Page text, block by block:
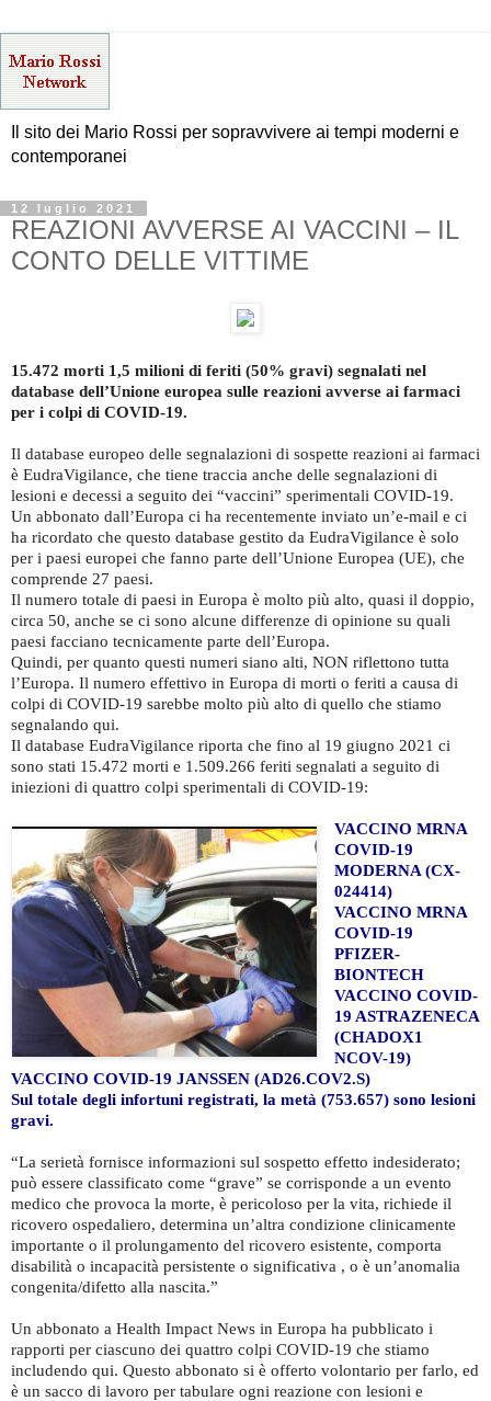
Il sito dei Mario Rossi per sopravvivere ai tempi moderni e
contemporanei
12 luglio 2021
REAZIONI AVVERSE AI VACCINI – IL
CONTO DELLE VITTIME
15.472 morti 1,5 milioni di feriti (50% gravi) segnalati nel
database dell’Unione europea sulle reazioni avverse ai farmaci
per i colpi di COVID-19.
Il database europeo delle segnalazioni di sospette reazioni ai farmaci
è EudraVigilance, che tiene traccia anche delle segnalazioni di
lesioni e decessi a seguito dei “vaccini” sperimentali COVID-19.
Un abbonato dall’Europa ci ha recentemente inviato un’e-mail e ci
ha ricordato che questo database gestito da EudraVigilance è solo
per i paesi europei che fanno parte dell’Unione Europea (UE), che
comprende 27 paesi.
Il numero totale di paesi in Europa è molto più alto, quasi il doppio,
circa 50, anche se ci sono alcune differenze di opinione su quali
paesi facciano tecnicamente parte dell’Europa.
Quindi, per quanto questi numeri siano alti, NON riflettono tutta
l’Europa. Il numero effettivo in Europa di morti o feriti a causa di
colpi di COVID-19 sarebbe molto più alto di quello che stiamo
segnalando qui.
Il database EudraVigilance riporta che fino al 19 giugno 2021 ci
sono stati 15.472 morti e 1.509.266 feriti segnalati a seguito di
iniezioni di quattro colpi sperimentali di COVID-19:
VACCINO MRNA
COVID-19
MODERNA (CX-
024414)
VACCINO MRNA
COVID-19
PFIZER-
BIONTECH
VACCINO COVID-
19 ASTRAZENECA
(CHADOX1
NCOV-19)
VACCINO COVID-19 JANSSEN (AD26.COV2.S)
Sul totale degli infortuni registrati, la metà (753.657) sono lesioni
gravi.
“La serietà fornisce informazioni sul sospetto effetto indesiderato;
può essere classificato come “grave” se corrisponde a un evento
medico che provoca la morte, è pericoloso per la vita, richiede il
ricovero ospedaliero, determina un’altra condizione clinicamente
importante o il prolungamento del ricovero esistente, comporta
disabilità o incapacità persistente o significativa , o è un’anomalia
congenita/difetto alla nascita.”
Un abbonato a Health Impact News in Europa ha pubblicato i
rapporti per ciascuno dei quattro colpi COVID-19 che stiamo
includendo qui. Questo abbonato si è offerto volontario per farlo, ed
è un sacco di lavoro per tabulare ogni reazione con lesioni e